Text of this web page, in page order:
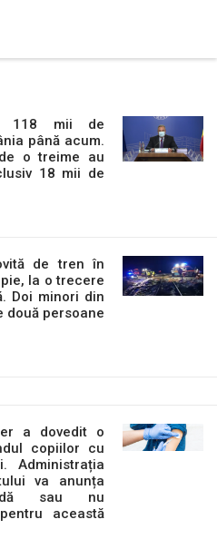
118 mii de
până acum.
o treime au
18 mii de
de tren în
la o trecere
Doi minori din
două persoane
a dovedit o
copiilor cu
va anunța
sau nu
această